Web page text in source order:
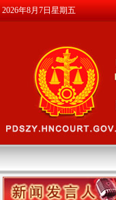
2026年8月7日星期五